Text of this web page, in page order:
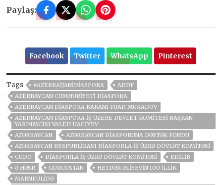
Paylaş:
Facebook Twitter WhatsApp Pinterest
Tags #AZERBAIJANIDIASPORA
ADDF
AZERBAYCAN CUMHURIYETI DIASPORA
AZERBAYCAN DIASPORA BAKANI FUAD MURADOV
AZERBAYCAN DIASPORA İŞ ÜZERE DEVLET KOMITESI BAŞKAN
YARDIMCISI VALEH HACIYEV
AZƏRBAYCAN
AZƏRBAYCAN DIASPORUNA DƏSTƏK FONDU
AZƏRBAYCAN RESPUBLIKASI DIASPORLA İŞ ÜZRƏ DÖVLƏT KOMITƏSI
CÜDO
DIASPORLA İŞ ÜZRƏ DÖVLƏT KOMITƏSI
EDILIB
Ə HƏSR
GÜRCÜSTAN
HEYDƏR ƏLIYEVIN 100 ILLIK
MARNEULIDƏ